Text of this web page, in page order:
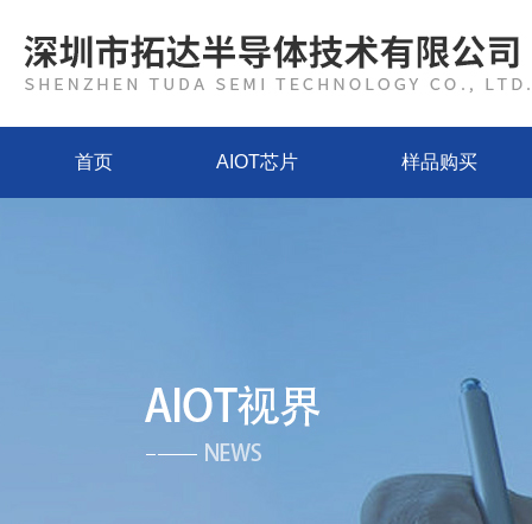
首页 AIOT芯片 样品购买